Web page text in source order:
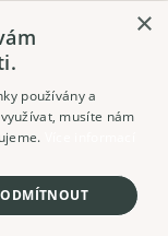
zájem
×
používány a
musíte nám
ODMÍTNOUT